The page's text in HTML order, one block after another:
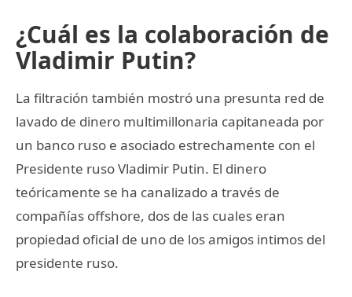
¿Cuál es la colaboración de
Vladimir Putin?
La filtración también mostró una presunta red de
lavado de dinero multimillonaria capitaneada por
un banco ruso e asociado estrechamente con el
Presidente ruso Vladimir Putin. El dinero
teóricamente se ha canalizado a través de
compañías offshore, dos de las cuales eran
propiedad oficial de uno de los amigos intimos del
presidente ruso.